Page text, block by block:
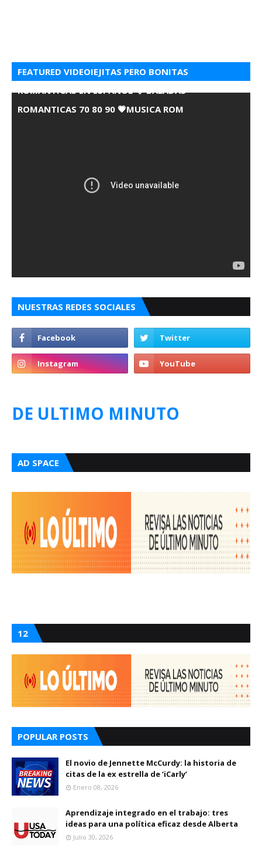
FEATURED VIDEOIEJITAS PERO BONITAS
ROMANTICAS EN ESPANOL 💘 BALADAS
ROMANTICAS 70 80 90 💗MUSICA ROM
NUESTRAS REDES SOCIALES
DE ULTIMO MINUTO
AD SPACE
12
POPULAR POSTS
El novio de Jennette McCurdy: la historia de
citas de la ex estrella de ‘iCarly’
Enero 08, 2026
Aprendizaje integrado en el trabajo: tres
ideas para una política eficaz desde Alberta
Julio 30, 2026